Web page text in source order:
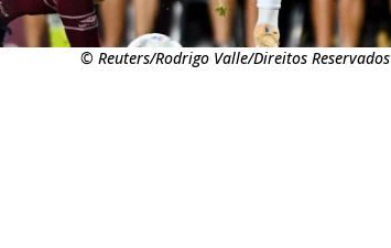
© Reuters/Rodrigo Valle/Direitos Reservados